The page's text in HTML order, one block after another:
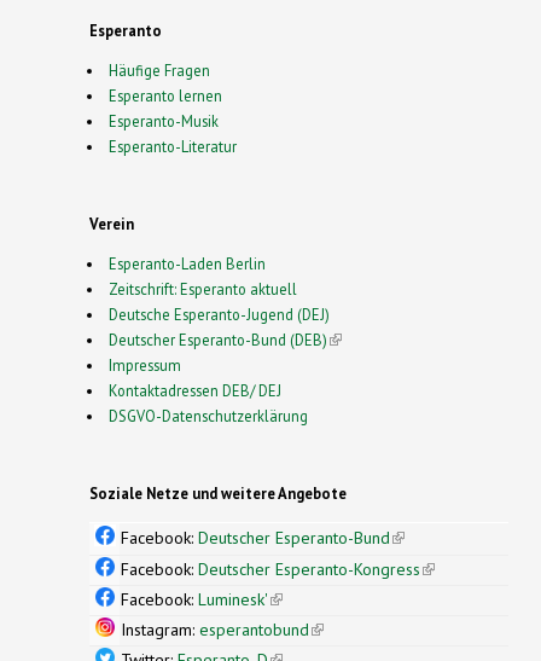
Esperanto
Häufige Fragen
Esperanto lernen
Esperanto-Musik
Esperanto-Literatur
Verein
Esperanto-Laden Berlin
Zeitschrift: Esperanto aktuell
Deutsche Esperanto-Jugend (DEJ)
Deutscher Esperanto-Bund (DEB)(link is external)
Impressum
Kontaktadressen DEB/ DEJ
DSGVO-Datenschutzerklärung
Soziale Netze und weitere Angebote
Facebook: Deutscher Esperanto-Bund(link is
external)
Facebook: Deutscher Esperanto-Kongress(link is
Facebook: Luminesk'(link is external)
Instagram: esperantobund(link is external)